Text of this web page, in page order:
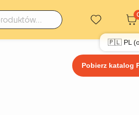
🇵🇱 PL
Pobierz katalog